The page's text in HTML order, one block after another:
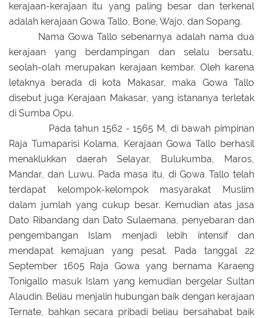
kerajaan-kerajaan itu yang paling besar dan terkenal
adalah kerajaan Gowa Tallo, Bone, Wajo, dan Sopang.
Nama Gowa Tallo sebenarnya adalah nama dua
kerajaan yang berdampingan dan selalu bersatu,
seolah-olah merupakan kerajaan kembar. Oleh karena
letaknya berada di kota Makasar, maka Gowa Tallo
disebut juga Kerajaan Makasar, yang istananya terletak
di Sumba Opu.
Pada tahun 1562 - 1565 M, di bawah pimpinan
Raja Tumaparisi Kolama, Kerajaan Gowa Tallo berhasil
menaklukkan daerah Selayar, Bulukumba, Maros,
Mandar, dan Luwu. Pada masa itu, di Gowa Tallo telah
terdapat kelompok-kelompok masyarakat Muslim
dalam jumlah yang cukup besar. Kemudian atas jasa
Dato Ribandang dan Dato Sulaemana, penyebaran dan
pengembangan Islam menjadi lebih intensif dan
mendapat kemajuan yang pesat. Pada tanggal 22
September 1605 Raja Gowa yang bernama Karaeng
Tonigallo masuk Islam yang kemudian bergelar Sultan
Alaudin. Beliau menjalin hubungan baik dengan kerajaan
Ternate, bahkan secara pribadi beliau bersahabat baik